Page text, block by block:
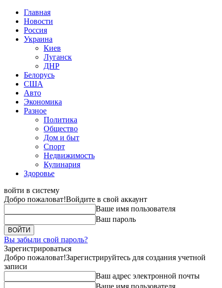
Главная
Новости
Россия
Украина
Киев
Луганск
ДНР
Белорусь
США
Авто
Экономика
Разное
Политика
Общество
Дом и быт
Спорт
Недвижимость
Кулинария
Здоровье
войти в систему
Добро пожаловат!Войдите в свой аккаунт
Ваше имя пользователя
Ваш пароль
Вы забыли свой пароль?
Зарегистрироваться
Добро пожаловат!Зарегистрируйтесь для создания учетной
записи
Ваш адрес электронной почты
Ваше имя пользователя